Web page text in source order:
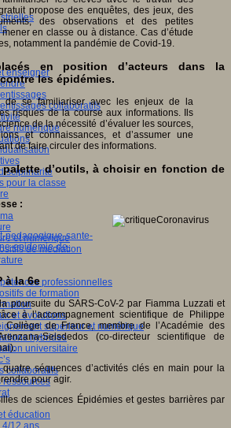
enseigner
collaboratifs
numérique
pour la classe
et numérique
de médiation
professionnelles
de formation
et évolutions
supérieur et numérique
hybrides
universitaire
collaboratifs
ressources
éducation
4/12 ans
propose des enquêtes, des jeux, des
des observations et des petites
en classe ou à distance. Cas d’étude
notamment la pandémie de Covid-19.
en position d’acteurs dans la
les épidémies.
de se familiariser avec les enjeux de la
risques de la course aux informations. Ils
de la nécessité d’évaluer les sources,
et connaissances, et d’assumer une
de faire circuler des informations.
d’outils, à choisir en fonction de
:
pedagogique-sante-
epidemie-de-
à la 6e
poursuite du SARS-CoV-2 par Fiamma Luzzati et
à l’accompagnement scientifique de Philippe
Collège de France, membre de l’Académie des
Seisdedos (co-directeur scientifique de
séquences d’activités clés en main pour la
pour agir.
de sciences Épidémies et gestes barrières par